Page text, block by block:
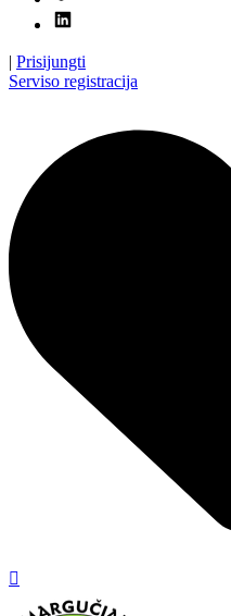
| Prisijungti
Serviso registracija
